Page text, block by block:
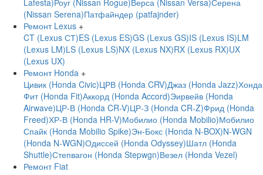
Lafesta)Роуг (Nissan Rogue)Верса (Nissan Versa)Серена
(Nissan Serena)Патфайндер (patfajnder)
Ремонт Lexus +
CT (Lexus СТ)ES (Lexus ES)GS (Lexus GS)IS (Lexus IS)LM
(Lexus LM)LS (Lexus LS)NX (Lexus NX)RX (Lexus RX)UX
(Lexus UX)
Ремонт Honda +
Цивик (Honda Civic)ЦРВ (Honda CRV)Джаз (Honda Jazz)Хонда
Фит (Honda Fit)Аккорд (Honda Accord)Эирвейв (Honda
Airwave)ЦР-В (Honda CR-V)ЦР-З (Honda CR-Z)Фрид (Honda
Freed)ХР-В (Honda HR-V)Мобилио (Honda Mobilio)Мобилио
Спайк (Honda Mobilio Spike)Эн-Бокс (Honda N-BOX)N-WGN
(Honda N-WGN)Одиссей (Honda Odyssey)Шатл (Honda
Shuttle)Степвагон (Honda Stepwgn)Везел (Honda Vezel)
Ремонт Fiat